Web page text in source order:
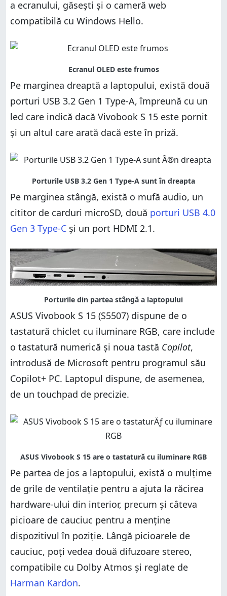
a ecranului, găsești și o cameră web
compatibilă cu Windows Hello.
Pe marginea dreaptă a laptopului, există două
porturi USB 3.2 Gen 1 Type-A, împreună cu un
led care indică dacă Vivobook S 15 este pornit
și un altul care arată dacă este în priză.
Pe marginea stângă, există o mufă audio, un
cititor de carduri microSD, două porturi USB 4.0
Gen 3 Type-C și un port HDMI 2.1.
ASUS Vivobook S 15 (S5507) dispune de o
tastatură chiclet cu iluminare RGB, care include
o tastatură numerică și noua tastă Copilot,
introdusă de Microsoft pentru programul său
Copilot+ PC. Laptopul dispune, de asemenea,
de un touchpad de precizie.
Pe partea de jos a laptopului, există o mulțime
de grile de ventilație pentru a ajuta la răcirea
hardware-ului din interior, precum și câteva
picioare de cauciuc pentru a menține
dispozitivul în poziție. Lângă picioarele de
cauciuc, poți vedea două difuzoare stereo,
compatibile cu Dolby Atmos și reglate de
Harman Kardon.